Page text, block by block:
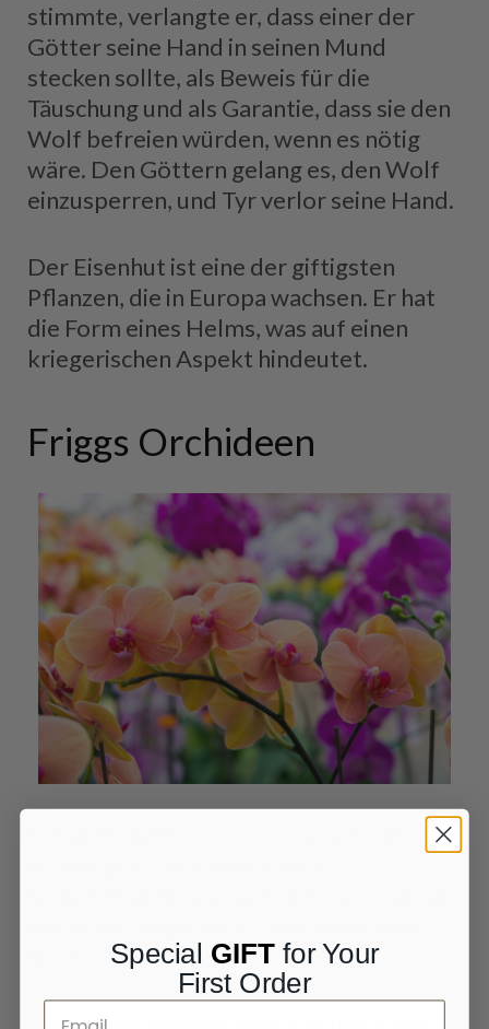
stimmte, verlangte er, dass einer der
Götter seine Hand in seinen Mund
stecken sollte, als Beweis für die
Täuschung und als Garantie, dass sie den
Wolf befreien würden, wenn es nötig
wäre. Den Göttern gelang es, den Wolf
einzusperren, und Tyr verlor seine Hand.
Der Eisenhut ist eine der giftigsten
Pflanzen, die in Europa wachsen. Er hat
die Form eines Helms, was auf einen
kriegerischen Aspekt hindeutet.
Friggs Orchideen
Orchideen wurden wahrscheinlich mit
Special GIFTfor Your
First Order